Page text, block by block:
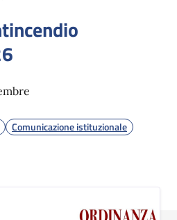
Comunicazione istituzionale